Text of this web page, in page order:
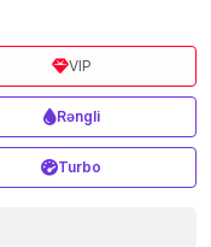
VIP
Rəngli
Turbo